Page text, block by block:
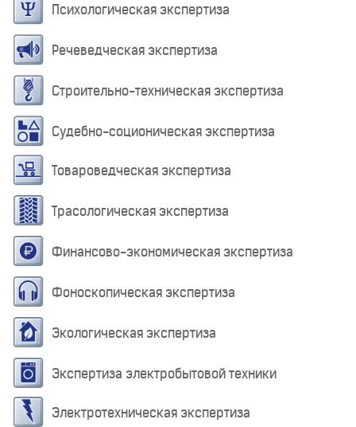
Психологическая экспертиза
Речеведческая экспертиза
Строительно-техническая экспертиза
Судебно-соционическая экспертиза
Товароведческая экспертиза
Трасологическая экспертиза
Финансово-экономическая экспертиза
Фоноскопическая экспертиза
Экологическая экспертиза
Экспертиза электробытовой техники
Электротехническая экспертиза